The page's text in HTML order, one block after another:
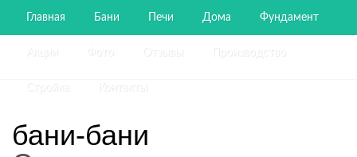
Главная Бани Печи Дома Фундамент
бани-бани